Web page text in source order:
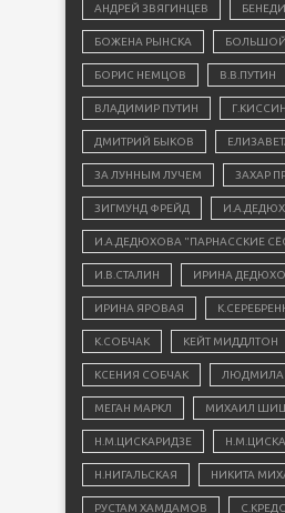
АНДРЕЙ ЗВЯГИНЦЕВ
БОЖЕНА РЫНСКА БОЛЬШОЙ
БОРИС НЕМЦОВ В.В.ПУТИН
ВЛАДИМИР ПУТИН
ДМИТРИЙ БЫКОВ
ЗА ЛУННЫМ ЛУЧЕМ ЗАХАР
ЗИГМУНД ФРЕЙД
И.А.ДЕДЮХОВА "ПАРНАССКИЕ
И.В.СТАЛИН ИРИНА
ИРИНА ЯРОВАЯ
К.СОБЧАК КЕЙТ МИДДЛТОН
КСЕНИЯ СОБЧАК ЛЮДМИЛА
МЕГАН МАРКЛ МИХАИЛ
Н.М.ЦИСКАРИДЗЕ
Н.НИГАЛЬСКАЯ НИКИТА
РУСТАМ ХАМДАМОВ